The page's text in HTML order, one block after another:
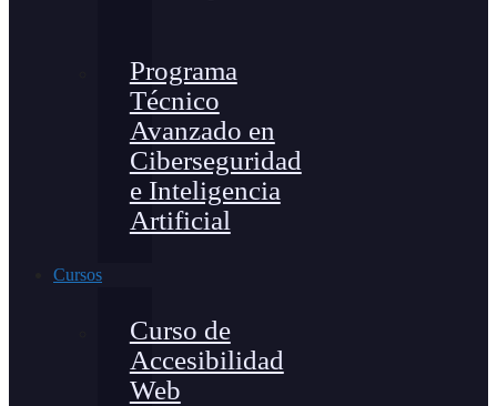
Programa
Técnico
Avanzado en
Ciberseguridad
e Inteligencia
Artificial
Cursos
Curso de
Accesibilidad
Web